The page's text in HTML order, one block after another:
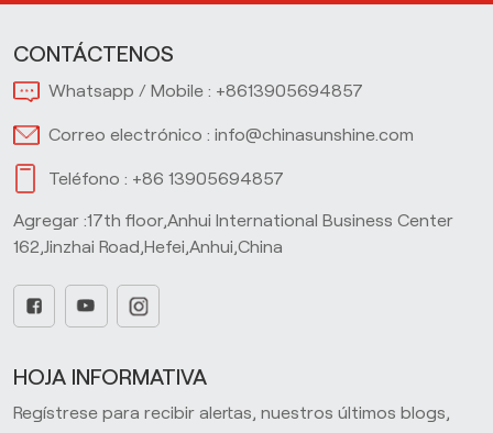
CONTÁCTENOS
Whatsapp / Mobile : +8613905694857
Correo electrónico : info@chinasunshine.com
Teléfono : +86 13905694857
Agregar :17th floor,Anhui International Business Center
162,Jinzhai Road,Hefei,Anhui,China
HOJA INFORMATIVA
Regístrese para recibir alertas, nuestros últimos blogs,